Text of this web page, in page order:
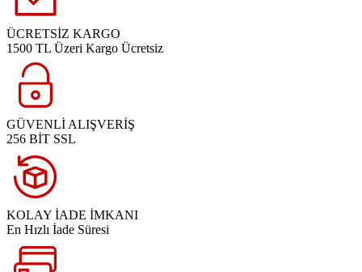
ÜCRETSİZ KARGO
1500 TL Üzeri Kargo Ücretsiz
GÜVENLİ ALIŞVERİŞ
256 BİT SSL
KOLAY İADE İMKANI
En Hızlı İade Süresi